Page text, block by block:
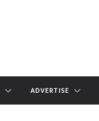
ADVERTISE